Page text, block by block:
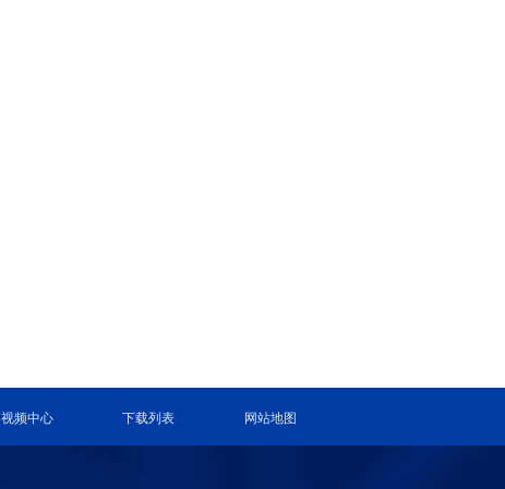
视频中心 下载列表 网站地图